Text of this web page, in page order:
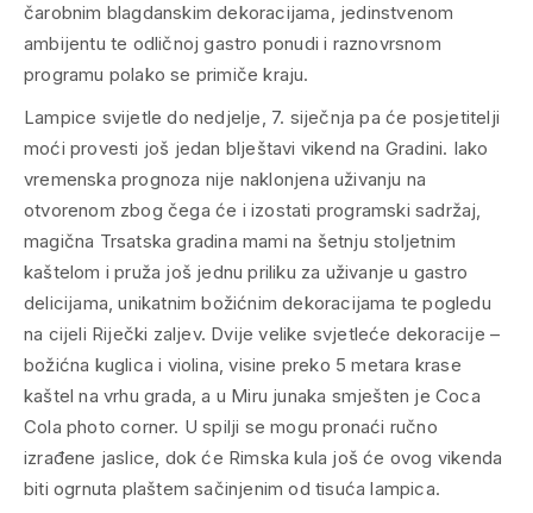
čarobnim blagdanskim dekoracijama, jedinstvenom
ambijentu te odličnoj gastro ponudi i raznovrsnom
programu polako se primiče kraju.
Lampice svijetle do nedjelje, 7. siječnja pa će posjetitelji
moći provesti još jedan blještavi vikend na Gradini. Iako
vremenska prognoza nije naklonjena uživanju na
otvorenom zbog čega će i izostati programski sadržaj,
magična Trsatska gradina mami na šetnju stoljetnim
kaštelom i pruža još jednu priliku za uživanje u gastro
delicijama, unikatnim božićnim dekoracijama te pogledu
na cijeli Riječki zaljev. Dvije velike svjetleće dekoracije –
božićna kuglica i violina, visine preko 5 metara krase
kaštel na vrhu grada, a u Miru junaka smješten je Coca
Cola photo corner. U spilji se mogu pronaći ručno
izrađene jaslice, dok će Rimska kula još će ovog vikenda
biti ogrnuta plaštem sačinjenim od tisuća lampica.